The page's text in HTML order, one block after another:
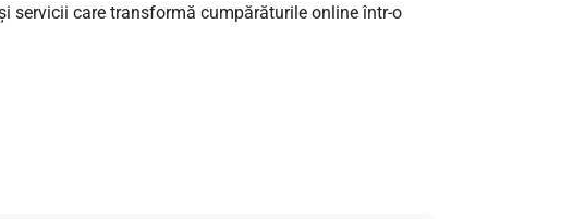
servicii care transformă cumpărăturile online într-o